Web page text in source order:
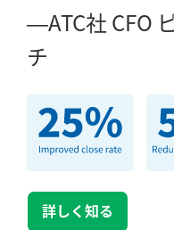
ATC社 CFO
チ
詳しく知る